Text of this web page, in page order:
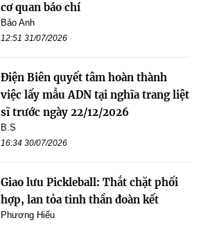
cơ quan báo chí
Bảo Anh
12:51 31/07/2026
Điện Biên quyết tâm hoàn thành
việc lấy mẫu ADN tại nghĩa trang liệt
sĩ trước ngày 22/12/2026
B.S
16:34 30/07/2026
Giao lưu Pickleball: Thắt chặt phối
hợp, lan tỏa tinh thần đoàn kết
Phương Hiếu